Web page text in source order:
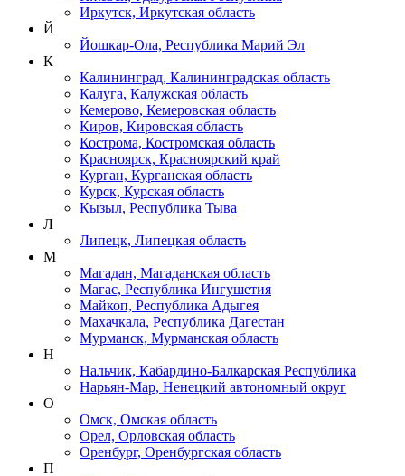
Иркутск, Иркутская область
Й
Йошкар-Ола, Республика Марий Эл
К
Калининград, Калининградская область
Калуга, Калужская область
Кемерово, Кемеровская область
Киров, Кировская область
Кострома, Костромская область
Красноярск, Красноярский край
Курган, Курганская область
Курск, Курская область
Кызыл, Республика Тыва
Л
Липецк, Липецкая область
М
Магадан, Магаданская область
Магас, Республика Ингушетия
Майкоп, Республика Адыгея
Махачкала, Республика Дагестан
Мурманск, Мурманская область
Н
Нальчик, Кабардино-Балкарская Республика
Нарьян-Мар, Ненецкий автономный округ
О
Омск, Омская область
Орел, Орловская область
Оренбург, Оренбургская область
П